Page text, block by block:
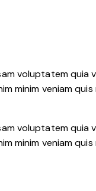
voluptatem
minim veniam
voluptatem
minim veniam